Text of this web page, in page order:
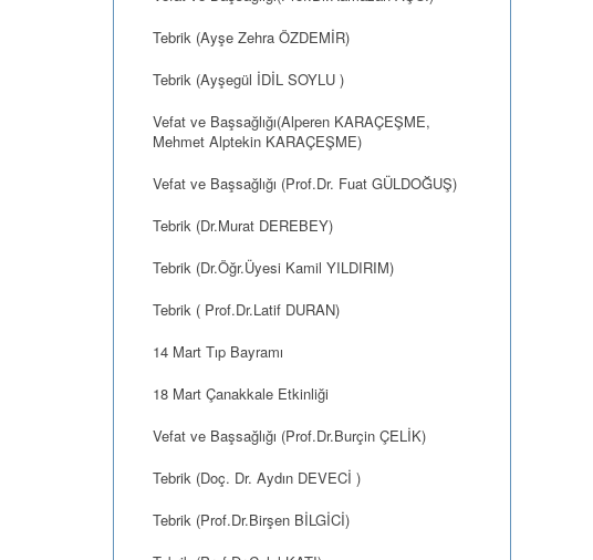
Tebrik (Ayşe Zehra ÖZDEMİR)
Tebrik (Ayşegül İDİL SOYLU )
Vefat ve Başsağlığı(Alperen KARAÇEŞME,
Mehmet Alptekin KARAÇEŞME)
Vefat ve Başsağlığı (Prof.Dr. Fuat GÜLDOĞUŞ)
Tebrik (Dr.Murat DEREBEY)
Tebrik (Dr.Öğr.Üyesi Kamil YILDIRIM)
Tebrik ( Prof.Dr.Latif DURAN)
14 Mart Tıp Bayramı
18 Mart Çanakkale Etkinliği
Vefat ve Başsağlığı (Prof.Dr.Burçin ÇELİK)
Tebrik (Doç. Dr. Aydın DEVECİ )
Tebrik (Prof.Dr.Birşen BİLGİCİ)